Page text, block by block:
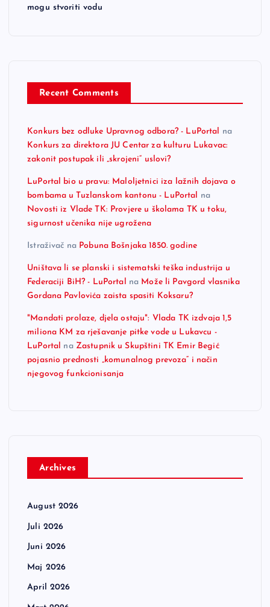
mogu stvoriti vodu
Recent Comments
Konkurs bez odluke Upravnog odbora? - LuPortal
na
Konkurs za direktora JU Centar za kulturu Lukavac:
zakonit postupak ili „skrojeni“ uslovi?
LuPortal bio u pravu: Maloljetnici iza lažnih dojava o
bombama u Tuzlanskom kantonu - LuPortal
na
Novosti iz Vlade TK: Provjere u školama TK u toku,
sigurnost učenika nije ugrožena
Istraživač na Pobuna Bošnjaka 1850. godine
Uništava li se planski i sistematski teška industrija u
Federaciji BiH? - LuPortal na Može li Pavgord vlasnika
Gordana Pavlovića zaista spasiti Koksaru?
"Mandati prolaze, djela ostaju": Vlada TK izdvaja 1,5
miliona KM za rješavanje pitke vode u Lukavcu -
LuPortal na Zastupnik u Skupštini TK Emir Begić
pojasnio prednosti „komunalnog prevoza“ i način
njegovog funkcionisanja
Archives
August 2026
Juli 2026
Juni 2026
Maj 2026
April 2026